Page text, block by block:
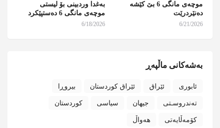
موچەی مانگی 6 بێ کێشە
دەنێردرێت
6/21/2026
بەغدا وردبینی بۆ لیستی
موچەی مانگی 6 دەستپێکرد
6/18/2026
بەشەکانی ماڵپەڕ
ئابوری ئێراق ئێراق کوردستان بیروڕا
تەندروسـتی جیهان سیاسی کوردستان
کۆمەڵایەتی هەواڵ